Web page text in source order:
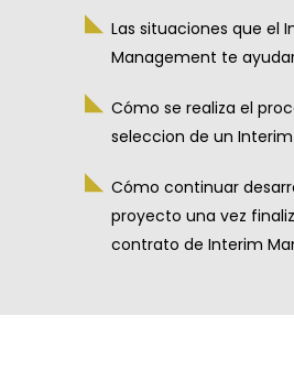
Las situaciones que el
Management te
Cómo se realiza el
seleccion de un
Cómo continuar
proyecto una vez
contrato de Interim